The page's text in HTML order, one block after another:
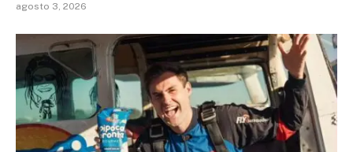
agosto 3, 2026